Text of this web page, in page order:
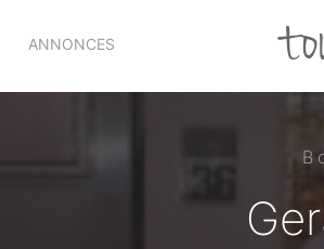
ANNONCES